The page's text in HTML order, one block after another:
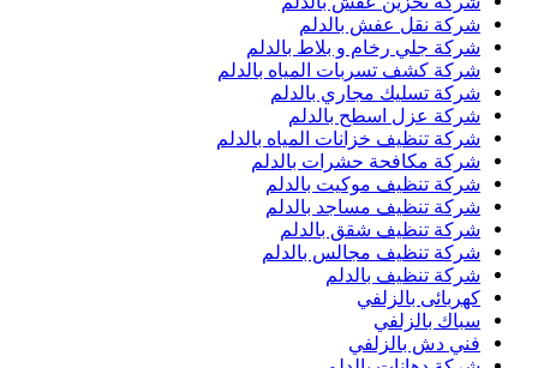
شركة نقل عفش بالدلم
شركة جلي رخام و بلاط بالدلم
شركة كشف تسربات المياه بالدلم
شركة تسليك مجاري بالدلم
شركة عزل اسطح بالدلم
شركة تنظيف خزانات المياه بالدلم
شركة مكافحة حشرات بالدلم
شركة تنظيف موكيت بالدلم
شركة تنظيف مساجد بالدلم
شركة تنظيف شقق بالدلم
شركة تنظيف مجالس بالدلم
شركة تنظيف بالدلم
كهربائى بالزلفي
سباك بالزلفي
فني دش بالزلفي